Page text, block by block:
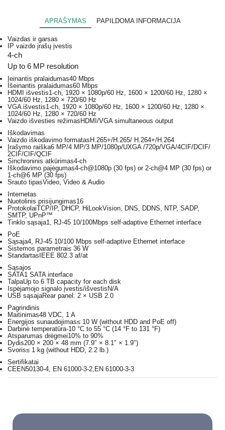
APRAŠYMAS PAPILDOMA INFORMACIJA
Vaizdas ir garsas
IP vaizdo įrašų įvestis
4-ch
Up to 6 MP resolution
Įeinantis pralaidumas40 Mbps
Išeinantis pralaidumas60 Mbps
HDMI išvestis1-ch, 1920 × 1080p/60 Hz, 1600 × 1200/60 Hz, 1280 ×
1024/60 Hz, 1280 × 720/60 Hz
VGA išvestis1-ch, 1920 × 1080p/60 Hz, 1600 × 1200/60 Hz, 1280 ×
1024/60 Hz, 1280 × 720/60 Hz
Vaizdo išvesties režimas HDMI/VGA simultaneous output
Iškodavimas
Vaizdo iškodavimo formatas H.265+/H.265/ H.264+/H.264
Įrašymo raiška6 MP/4 MP/3 MP/1080p/UXGA /720p/VGA/4CIF/DCIF/
2CIF/CIF/QCIF
Sinchroninis atkūrimas4-ch
Iškodavimo pajėgumas4-ch@1080p (30 fps) or 2-ch@4 MP (30 fps) or
1-ch@6 MP (30 fps)
Srauto tipasVideo, Video & Audio
Internetas
Nuotolinis prisijungimas16
ProtokolaiTCP/IP, DHCP, HiLookVision, DNS, DDNS, NTP, SADP,
SMTP, UPnP™
Tinklo sąsaja1, RJ-45 10/100Mbps self-adaptive Ethernet interface
PoE
Sąsaja4, RJ-45 10/100 Mbps self-adaptive Ethernet interface
Sistemos parametrai≤ 36 W
Standartas IEEE 802.3 af/at
Sąsajos
SATA1 SATA interface
TalpaUp to 6 TB capacity for each disk
Ispėjamojo signalo įvestis/išvestis N/A
USB sąsajaRear panel: 2 × USB 2.0
Pagrindinis
Maitinimas48 VDC, 1 A
Energijos sunaudojimas≤ 10 W (without HDD and PoE off)
Darbinė temperatūra-10 °C to 55 °C (14 °F to 131 °F)
Atsparumas drėgmei10% to 90%
Dydis200 × 200 × 48 mm (7.9″ × 8.1″ × 1.9″)
Svoris≤ 1 kg (without HDD, 2.2 lb.)
Sertifikatai
CEEN50130-4, EN 61000-3-2,EN 61000-3-3